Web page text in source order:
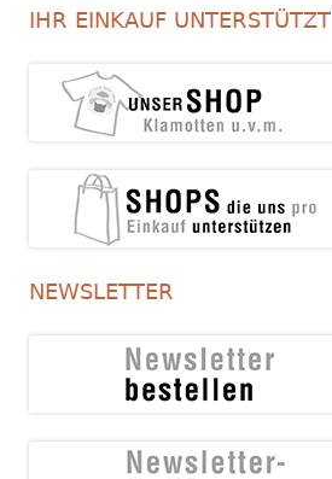
IHR EINKAUF UNTERSTÜTZT
NEWSLETTER